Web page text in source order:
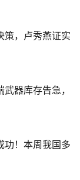
策，卢秀燕证实
器库存告急，
功！本周我国多